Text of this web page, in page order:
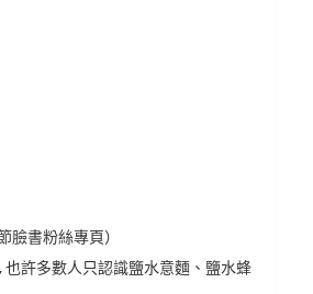
臉書粉絲專頁）
許多數人只認識鹽水意麵、鹽水蜂